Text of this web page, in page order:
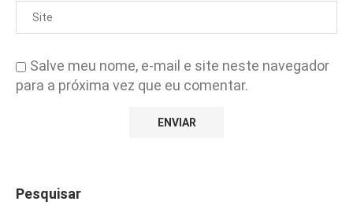
Salve meu nome, e-mail e site neste navegador
para a próxima vez que eu comentar.
Pesquisar